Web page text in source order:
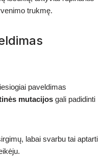
trukmę.
paveldimas
mutacijos gali padidinti
labai svarbu tai aptarti